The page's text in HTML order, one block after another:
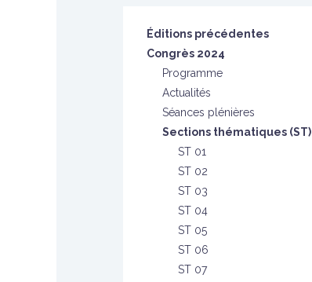
Éditions précédentes
Congrès 2024
Programme
Actualités
Séances plénières
Sections thématiques (ST)
ST 01
ST 02
ST 03
ST 04
ST 05
ST 06
ST 07